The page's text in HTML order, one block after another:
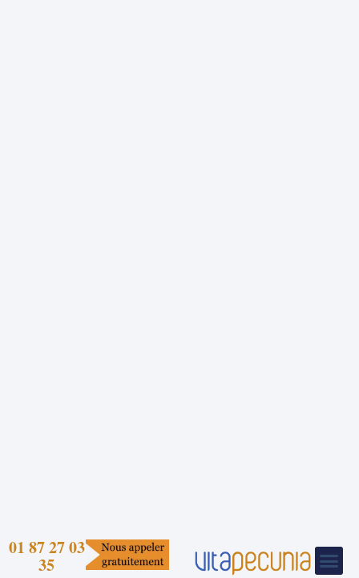
01 87 27 03
35